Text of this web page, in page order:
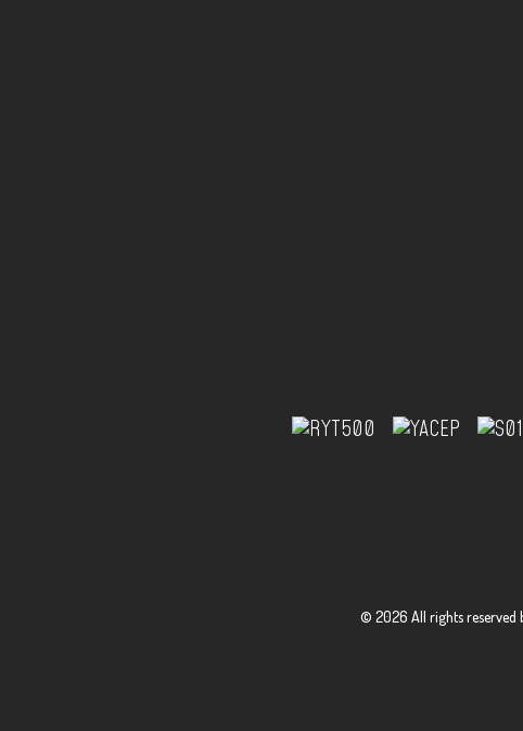
© 2026 All rights reserved